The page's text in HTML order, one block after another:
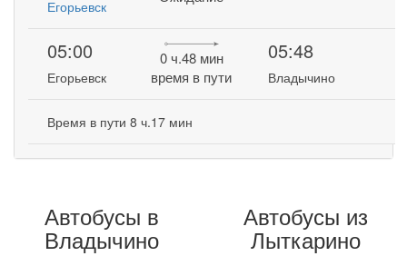
Егорьевск
05:00
Егорьевск
0 ч.48 мин
время в пути
05:48
Владычино
Время в пути 8 ч.17 мин
Автобусы в
Владычино
Автобусы из
Лыткарино